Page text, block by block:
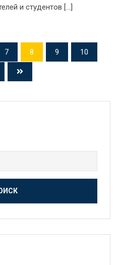
и студентов […]
7 8 9 10